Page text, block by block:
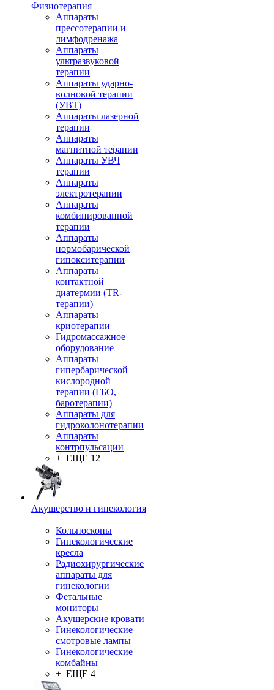
Физиотерапия
Аппараты
прессотерапии и
лимфодренажа
Аппараты
ультразвуковой
терапии
Аппараты ударно-
волновой терапии
(УВТ)
Аппараты лазерной
терапии
Аппараты
магнитной терапии
Аппараты УВЧ
терапии
Аппараты
электротерапии
Аппараты
комбинированной
терапии
Аппараты
нормобарической
гипокситерапии
Аппараты
контактной
диатермии (TR-
терапии)
Аппараты
криотерапии
Гидромассажное
оборудование
Аппараты
гипербарической
кислородной
терапии (ГБО,
баротерапии)
Аппараты для
гидроколонотерапии
Аппараты
контрпульсации
+ ЕЩЕ 12
Акушерство и гинекология
Кольпоскопы
Гинекологические
кресла
Радиохирургические
аппараты для
гинекологии
Фетальные
мониторы
Акушерские кровати
Гинекологические
смотровые лампы
Гинекологические
комбайны
+ ЕЩЕ 4